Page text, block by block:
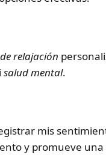
relajación
salud mental.
mis
y promueve